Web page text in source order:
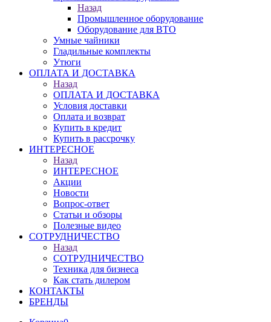
Назад
Промышленное оборудование
Оборудование для ВТО
Умные чайники
Гладильные комплекты
Утюги
ОПЛАТА И ДОСТАВКА
Назад
ОПЛАТА И ДОСТАВКА
Условия доставки
Оплата и возврат
Купить в кредит
Купить в рассрочку
ИНТЕРЕСНОЕ
Назад
ИНТЕРЕСНОЕ
Акции
Новости
Вопрос-ответ
Статьи и обзоры
Полезные видео
СОТРУДНИЧЕСТВО
Назад
СОТРУДНИЧЕСТВО
Техника для бизнеса
Как стать дилером
КОНТАКТЫ
БРЕНДЫ